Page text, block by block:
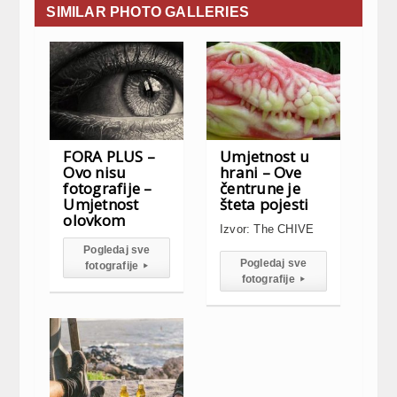
SIMILAR PHOTO GALLERIES
FORA PLUS –
Ovo nisu
fotografije –
Umjetnost
olovkom
Pogledaj sve
fotografije▸
Umjetnost u
hrani – Ove
čentrune je
šteta pojesti
Izvor: The CHIVE
Pogledaj sve
fotografije▸